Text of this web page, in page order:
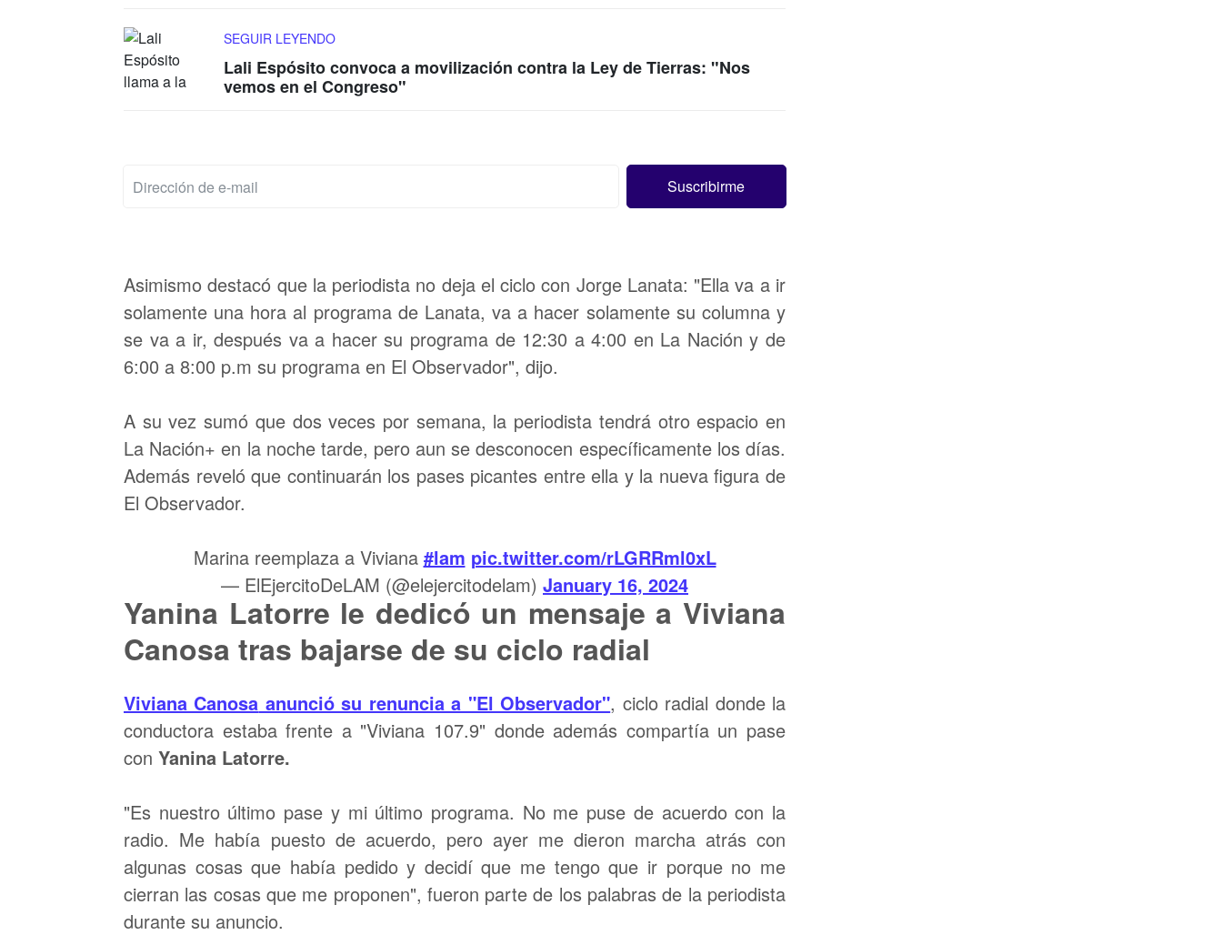
SEGUIR LEYENDO
Lali Espósito convoca a movilización contra la Ley de Tierras: "Nos
vemos en el Congreso"
Asimismo destacó que la periodista no deja el ciclo con Jorge Lanata: "Ella va a ir
solamente una hora al programa de Lanata, va a hacer solamente su columna y
se va a ir, después va a hacer su programa de 12:30 a 4:00 en La Nación y de
6:00 a 8:00 p.m su programa en El Observador", dijo.
A su vez sumó que dos veces por semana, la periodista tendrá otro espacio en
La Nación+ en la noche tarde, pero aun se desconocen específicamente los días.
Además reveló que continuarán los pases picantes entre ella y la nueva figura de
El Observador.
Marina reemplaza a Viviana #lam pic.twitter.com/rLGRRml0xL
— ElEjercitoDeLAM (@elejercitodelam) January 16, 2024
Yanina Latorre le dedicó un mensaje a Viviana
Canosa tras bajarse de su ciclo radial
Viviana Canosa anunció su renuncia a "El Observador", ciclo radial donde la
conductora estaba frente a "Viviana 107.9" donde además compartía un pase
con Yanina Latorre.
"Es nuestro último pase y mi último programa. No me puse de acuerdo con la
radio. Me había puesto de acuerdo, pero ayer me dieron marcha atrás con
algunas cosas que había pedido y decidí que me tengo que ir porque no me
cierran las cosas que me proponen", fueron parte de los palabras de la periodista
durante su anuncio.